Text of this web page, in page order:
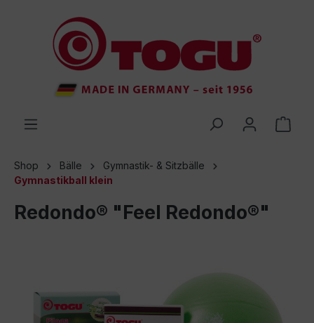
springen
Shop Bälle
Gymnastik- & Sitzbälle
Gymnastikball klein
Redondo® "Feel Redondo®"